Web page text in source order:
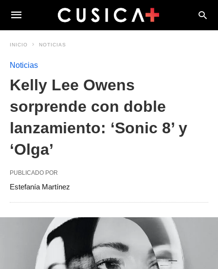
INICIO NOTICIAS
Noticias
Kelly Lee Owens
sorprende con doble
lanzamiento: ‘Sonic 8’ y
‘Olga’
PUBLICADO POR
Estefanía Martínez